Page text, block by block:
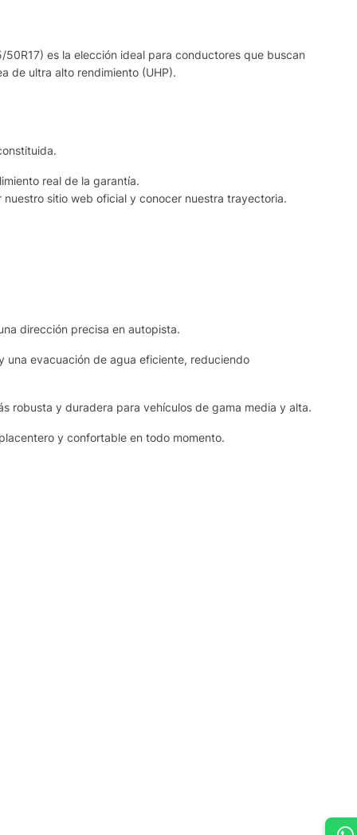
es la elección ideal para conductores que buscan
de ultra alto rendimiento (UHP).
real de la garantía.
sitio web oficial y conocer nuestra trayectoria.
dirección precisa en autopista.
una evacuación de agua eficiente, reduciendo
robusta y duradera para vehículos de gama media y alta.
y confortable en todo momento.